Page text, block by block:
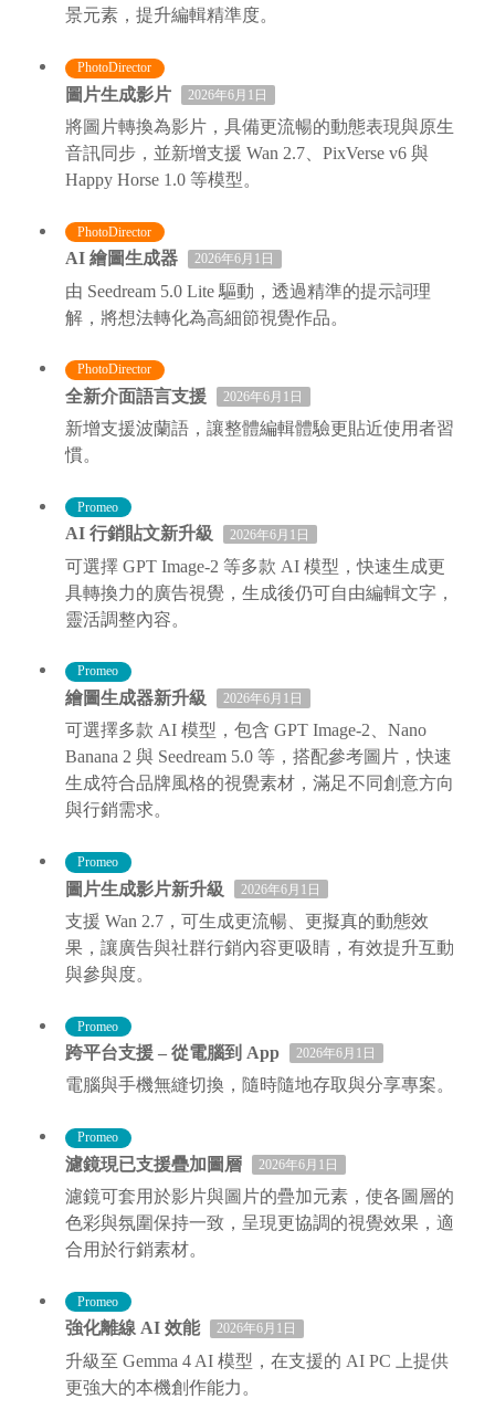
景元素，提升編輯精準度。
PhotoDirector
圖片生成影片 2026年6月1日
將圖片轉換為影片，具備更流暢的動態表現與原生
音訊同步，並新增支援 Wan 2.7、PixVerse v6 與
Happy Horse 1.0 等模型。
PhotoDirector
AI 繪圖生成器 2026年6月1日
由 Seedream 5.0 Lite 驅動，透過精準的提示詞理
解，將想法轉化為高細節視覺作品。
PhotoDirector
全新介面語言支援 2026年6月1日
新增支援波蘭語，讓整體編輯體驗更貼近使用者習
慣。
Promeo
AI 行銷貼文新升級 2026年6月1日
可選擇 GPT Image-2 等多款 AI 模型，快速生成更
具轉換力的廣告視覺，生成後仍可自由編輯文字，
靈活調整內容。
Promeo
繪圖生成器新升級 2026年6月1日
可選擇多款 AI 模型，包含 GPT Image-2、Nano
Banana 2 與 Seedream 5.0 等，搭配參考圖片，快速
生成符合品牌風格的視覺素材，滿足不同創意方向
與行銷需求。
Promeo
圖片生成影片新升級 2026年6月1日
支援 Wan 2.7，可生成更流暢、更擬真的動態效
果，讓廣告與社群行銷內容更吸睛，有效提升互動
與參與度。
Promeo
跨平台支援 – 從電腦到 App 2026年6月1日
電腦與手機無縫切換，隨時隨地存取與分享專案。
Promeo
濾鏡現已支援疊加圖層 2026年6月1日
濾鏡可套用於影片與圖片的疊加元素，使各圖層的
色彩與氛圍保持一致，呈現更協調的視覺效果，適
合用於行銷素材。
Promeo
強化離線 AI 效能 2026年6月1日
升級至 Gemma 4 AI 模型，在支援的 AI PC 上提供
更強大的本機創作能力。